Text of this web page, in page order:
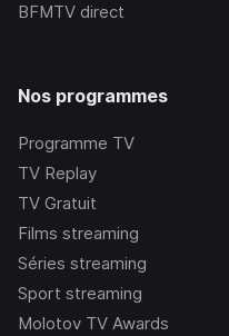
BFMTV direct
Nos programmes
Programme TV
TV Replay
TV Gratuit
Films streaming
Séries streaming
Sport streaming
Molotov TV Awards